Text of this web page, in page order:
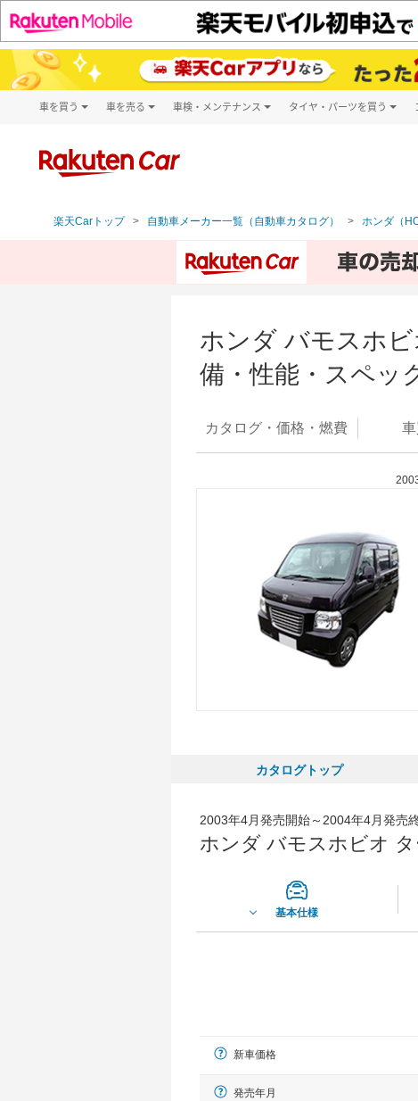
車を買う
新車
車を売る 車検・メンテナンス タイヤ・パーツを買う
楽天Carトップ 自動車メーカー一覧（自動車カタログ） ホンダ（
ホンダ バモスホ
備・性能・スペッ
カタログ・価格・燃費
カタログトップ
2003年4月発売開始～2004年4月発売
ホンダ バモスホビオ
基本仕様
新車価格
発売年月